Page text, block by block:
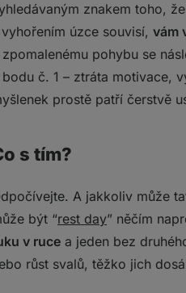
znakem toho,
úzce souvisí, vám
pohybu se
č. 1 – ztráta motivace,
prostě patří čerstvě
s tím?
A jakkoliv může
být “rest day” něčím
v ruce a jeden bez
růst svalů, těžko jich